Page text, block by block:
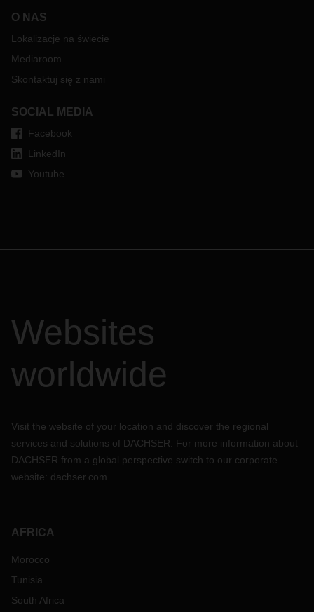
O NAS
Lokalizacje na świecie
Mediaroom
Skontaktuj się z nami
SOCIAL MEDIA
Facebook
LinkedIn
Youtube
Websites
worldwide
Visit the website of your location and discover the regional
services and solutions of DACHSER. For more information about
DACHSER from a global perspective switch to our corporate
website: dachser.com
AFRICA
Morocco
Tunisia
South Africa